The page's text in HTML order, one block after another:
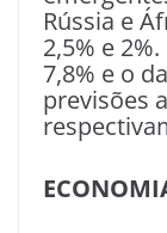
Rússia e
2,5% e
7,8% e o
previsões